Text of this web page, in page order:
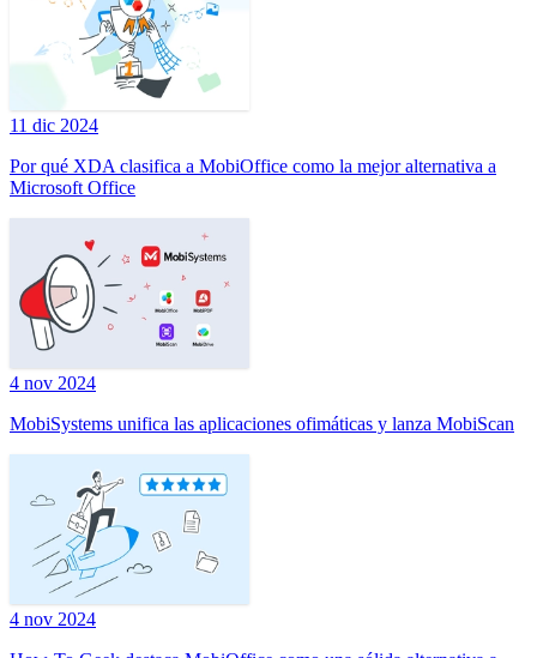
11 dic 2024
Por qué XDA clasifica a MobiOffice como la mejor alternativa a
Microsoft Office
4 nov 2024
MobiSystems unifica las aplicaciones ofimáticas y lanza MobiScan
4 nov 2024